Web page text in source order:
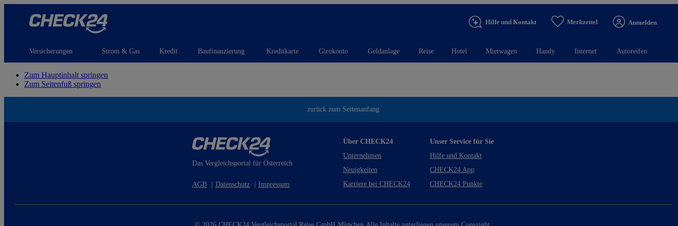
Hilfe und Kontakt Merkzettel Anmelden
Versicherungen Strom & Gas Kredit Baufinanzierung Kreditkarte Girokonto Geldanlage Reise Hotel Mietwagen Handy Internet Autoreifen
Zum Hauptinhalt springen
Zum Seitenfuß springen
zurück zum Seitenanfang
Das Vergleichsportal für Österreich
AGB Datenschutz Impressum
Über CHECK24
Unternehmen
Neuigkeiten
Karriere bei CHECK24
Unser Service für Sie
Hilfe und Kontakt
CHECK24 App
CHECK24 Punkte